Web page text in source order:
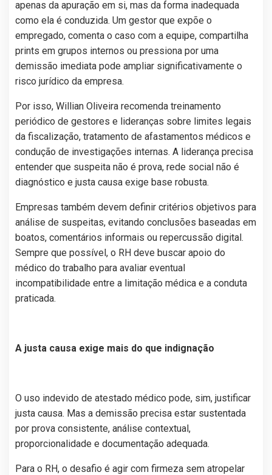
apenas da apuração em si, mas da forma inadequada
como ela é conduzida. Um gestor que expõe o
empregado, comenta o caso com a equipe, compartilha
prints em grupos internos ou pressiona por uma
demissão imediata pode ampliar significativamente o
risco jurídico da empresa.
Por isso, Willian Oliveira recomenda treinamento
periódico de gestores e lideranças sobre limites legais
da fiscalização, tratamento de afastamentos médicos e
condução de investigações internas. A liderança precisa
entender que suspeita não é prova, rede social não é
diagnóstico e justa causa exige base robusta.
Empresas também devem definir critérios objetivos para
análise de suspeitas, evitando conclusões baseadas em
boatos, comentários informais ou repercussão digital.
Sempre que possível, o RH deve buscar apoio do
médico do trabalho para avaliar eventual
incompatibilidade entre a limitação médica e a conduta
praticada.
A justa causa exige mais do que indignação
O uso indevido de atestado médico pode, sim, justificar
justa causa. Mas a demissão precisa estar sustentada
por prova consistente, análise contextual,
proporcionalidade e documentação adequada.
Para o RH, o desafio é agir com firmeza sem atropelar